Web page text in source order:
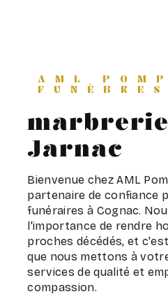
AML
FUNÈBRES
Jarnac
Bienvenue chez AML
partenaire de confiance
funéraires à Cognac.
l'importance de rendre
proches décédés, et
que nous mettons à
services de qualité et
compassion.